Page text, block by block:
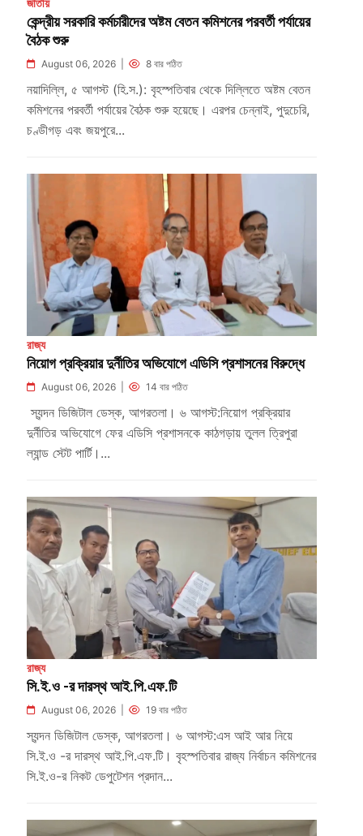
জাতীয়
কেন্দ্রীয় সরকারি কর্মচারীদের অষ্টম বেতন কমিশনের পরবর্তী পর্যায়ের
বৈঠক শুরু
August 06, 2026 | 8 বার পঠিত
নয়াদিল্লি, ৫ আগস্ট (হি.স.): বৃহস্পতিবার থেকে দিল্লিতে অষ্টম বেতন
কমিশনের পরবর্তী পর্যায়ের বৈঠক শুরু হয়েছে। এরপর চেন্নাই, পুদুচেরি,
চণ্ডীগড় এবং জয়পুরে...
রাজ্য
নিয়োগ প্রক্রিয়ার দুর্নীতির অভিযোগে এডিসি প্রশাসনের বিরুদ্ধে
August 06, 2026 | 14 বার পঠিত
স্যন্দন ডিজিটাল ডেস্ক, আগরতলা। ৬ আগস্ট:নিয়োগ প্রক্রিয়ার
দুর্নীতির অভিযোগে ফের এডিসি প্রশাসনকে কাঠগড়ায় তুলল ত্রিপুরা
ল্যান্ড স্টেট পার্টি।...
রাজ্য
সি.ই.ও -র দারস্থ আই.পি.এফ.টি
August 06, 2026 | 19 বার পঠিত
স্যন্দন ডিজিটাল ডেস্ক, আগরতলা। ৬ আগস্ট:এস আই আর নিয়ে
সি.ই.ও -র দারস্থ আই.পি.এফ.টি। বৃহস্পতিবার রাজ্য নির্বাচন কমিশনের
সি.ই.ও-র নিকট ডেপুটেশন প্রদান...